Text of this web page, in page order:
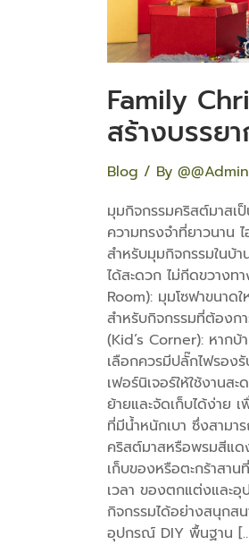
Family
สร้างบรรย
Blog / By
มุมกิจกรรมคริสต์มาสเ
ความทรงจำที่ยาวนาน
สำหรับมุมกิจกรรมในบ้
ได้สะดวก ไม่กีดขวางท
Room): มุมโซฟาขนา
สำหรับกิจกรรมที่ต้องก
(Kid’s Corner): หาก
เลือกควรมีปลั๊กไฟรอง
เฟอร์นิเจอร์ให้ใช้งานส
ย้ายและจัดเก็บได้ง่าย
ที่มีน้ำหนักเบา ซึ่งสามา
คริสต์มาสหรือพรมสีแด
เก็บของหรือตะกร้าสา
เวลา ของตกแต่งและ
กิจกรรมได้อย่างสนุกส
อุปกรณ์ DIY พื้นฐาน